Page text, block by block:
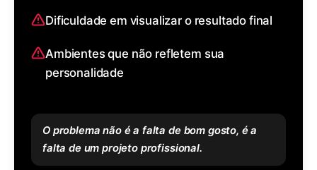
Dificuldade em visualizar o resultado final
Ambientes que não refletem sua
personalidade
O problema não é a falta de bom gosto, é a
falta de um projeto profissional.